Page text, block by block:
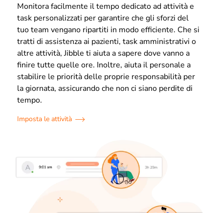
Monitora facilmente il tempo dedicato ad attività e
task personalizzati per garantire che gli sforzi del
tuo team vengano ripartiti in modo efficiente. Che si
tratti di assistenza ai pazienti, task amministrativi o
altre attività, Jibble ti aiuta a sapere dove vanno a
finire tutte quelle ore. Inoltre, aiuta il personale a
stabilire le priorità delle proprie responsabilità per
la giornata, assicurando che non ci siano perdite di
tempo.
Imposta le attività